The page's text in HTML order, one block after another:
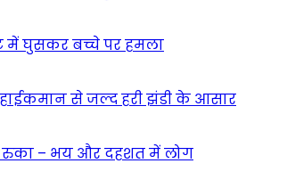
में घुसकर बच्चे पर हमला
से जल्द हरी झंडी के आसार
रुका – भय और दहशत में लोग